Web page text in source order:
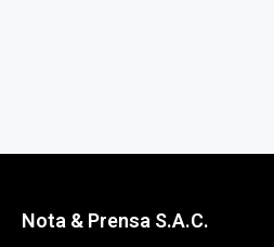
Nota & Prensa S.A.C.